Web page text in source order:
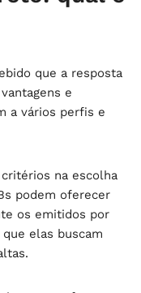
que a resposta
e
a vários perfis e
na escolha
podem oferecer
os emitidos por
elas buscam